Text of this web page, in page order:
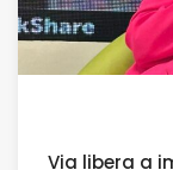
Via libera a